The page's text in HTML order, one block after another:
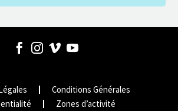
Conditions Générales
Zones d’activité